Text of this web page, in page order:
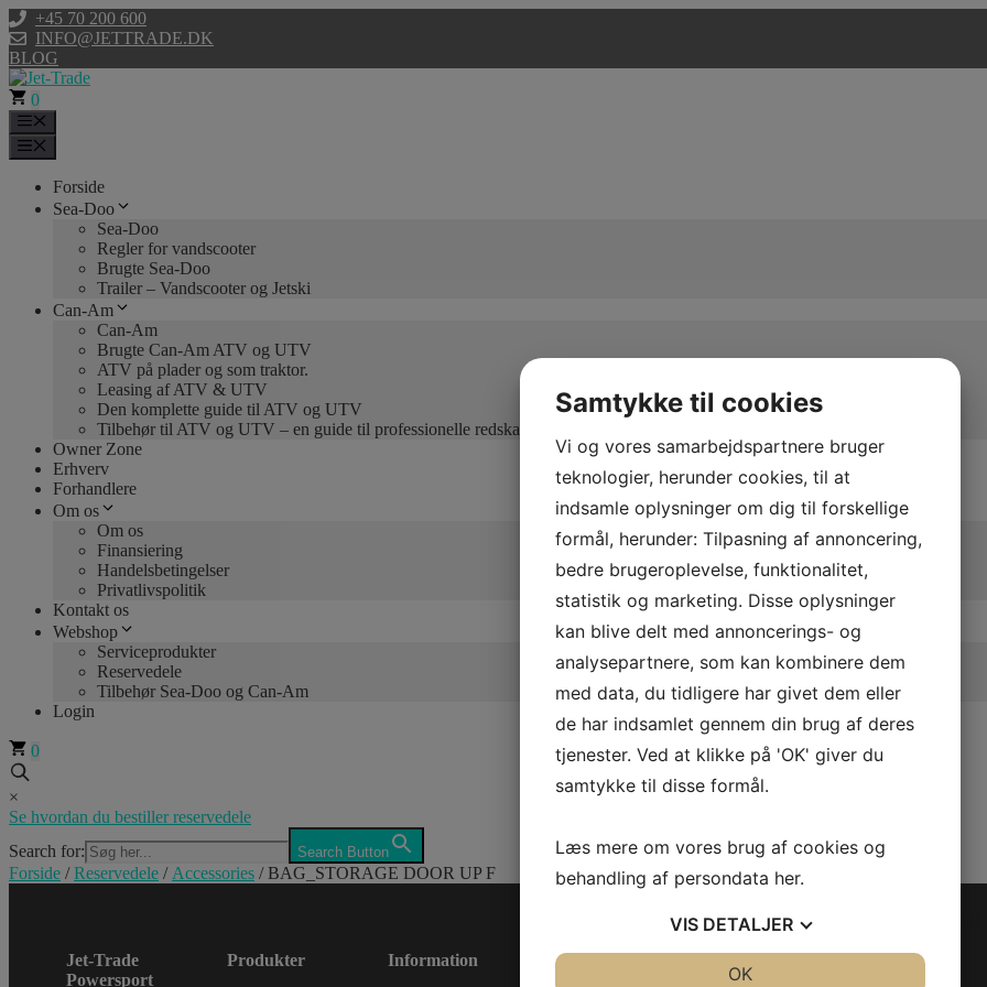
Hop
til
indhold
+45 70 200 600
INFO@JETTRADE.DK
BLOG
0
Forside
Sea-Doo
Sea-Doo
Regler for vandscooter
Brugte Sea-Doo
Trailer – Vandscooter og Jetski
Can-Am
Can-Am
Brugte Can-Am ATV og UTV
ATV på plader og som traktor.
Leasing af ATV & UTV
Den komplette guide til ATV og UTV
Tilbehør til ATV og UTV – en guide til professionelle redskaber og maksimal kapacitet
Owner Zone
Erhverv
Forhandlere
Om os
Om os
Finansiering
Handelsbetingelser
Privatlivspolitik
Kontakt os
Webshop
Serviceprodukter
Reservedele
Tilbehør Sea-Doo og Can-Am
Login
0
×
Se hvordan du bestiller reservedele
Search for:
Search Button
Forside /Reservedele / Accessories / BAG_STORAGE DOOR UP F
BAG_STORAGE
Model/Varenr.: 715008065
Jet-Trade
Powersport
Produkter Information Følg os
Samtykke til cookies
Vi og vores samarbejdspartnere bruger
teknologier, herunder cookies, til at
indsamle oplysninger om dig til forskellige
formål, herunder: Tilpasning af annoncering,
bedre brugeroplevelse, funktionalitet,
statistik og marketing. Disse oplysninger
kan blive delt med annoncerings- og
analysepartnere, som kan kombinere dem
med data, du tidligere har givet dem eller
de har indsamlet gennem din brug af deres
tjenester. Ved at klikke på 'OK' giver du
samtykke til disse formål.
Læs mere om vores brug af cookies og
behandling af persondata her.
VIS DETALJER
OK